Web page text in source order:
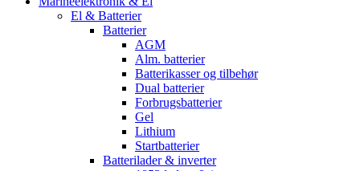
El & Batterier
Batterier
AGM
Alm. batterier
Batterikasser og tilbehør
Dual batterier
Forbrugsbatterier
Gel
Lithium
Startbatterier
Batterilader & inverter